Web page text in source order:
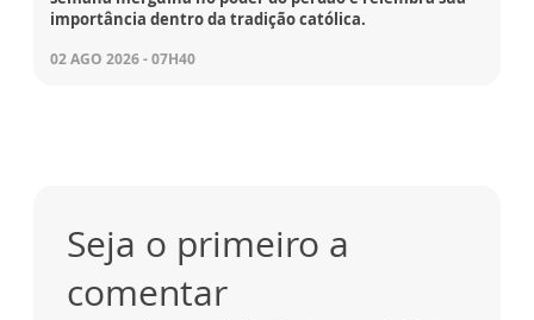
importância dentro da tradição católica.
02 AGO 2026 - 07H40
Seja o primeiro a
comentar